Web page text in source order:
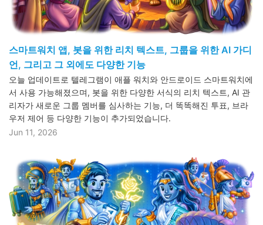
스마트워치 앱, 봇을 위한 리치 텍스트, 그룹을 위한 AI 가디
언, 그리고 그 외에도 다양한 기능
오늘 업데이트로 텔레그램이 애플 워치와 안드로이드 스마트워치에
서 사용 가능해졌으며, 봇을 위한 다양한 서식의 리치 텍스트, AI 관
리자가 새로운 그룹 멤버를 심사하는 기능, 더 똑똑해진 투표, 브라
우저 제어 등 다양한 기능이 추가되었습니다.
Jun 11, 2026